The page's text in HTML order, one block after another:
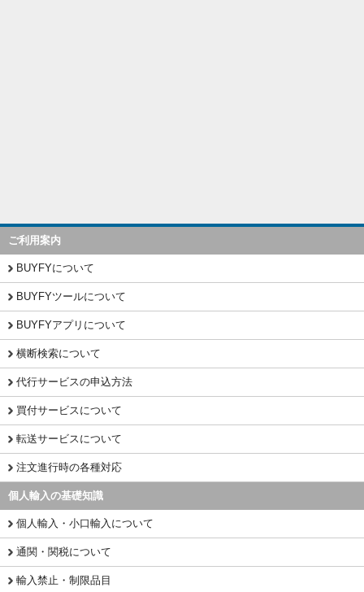
ご利用案内
BUYFYについて
BUYFYツールについて
BUYFYアプリについて
横断検索について
代行サービスの申込方法
買付サービスについて
転送サービスについて
注文進行時の各種対応
個人輸入の基礎知識
個人輸入・小口輸入について
通関・関税について
輸入禁止・制限品目